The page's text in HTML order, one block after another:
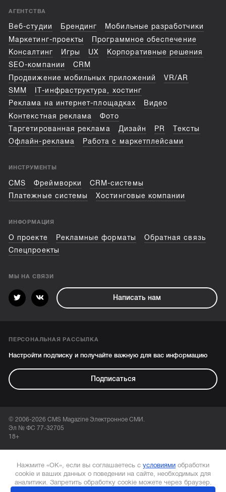
АГЕНТСТВА
Веб-студии Брендинг
Мобильные разработчики
Маркетинг-проекты
Программное обеспечение
Консалтинг
Игры UX
Корпоративные решения
SEO-компании
CRM
Продвижение мобильных приложений
VR/AR
SMM
IT-инфраструктура, хостинг
Реклама на интернет-площадках
Видео
Контекстная реклама
Фото
Таргетированная реклама
Дизайн PR
Тексты
Офлайн-реклама
Работа с маркетплейсами
ИНСТРУМЕНТЫ
CMS Фреймворки
CRM-системы
Платежные системы
Хостинговые компании
ИНФОРМАЦИЯ
О проекте Рекламные форматы
Обратная связь
Спецпроекты
МЫ НА СВЯЗИ
Написать нам
ПЕРСОНАЛЬНАЯ РАССЫЛКА
Настройти подписку и получайте важную для вас информацию
Подписаться
© 2006-2026 CMS Magazine Электронное СМИ.
Эл № ФС 77-32705
18+
Нажмите «ОК», если вы соглашаетесь с условиями обработки
cookie и ваших данных о поведении на сайте, необходимых для
аналитики. Запретить обработку cookie можете через браузер.